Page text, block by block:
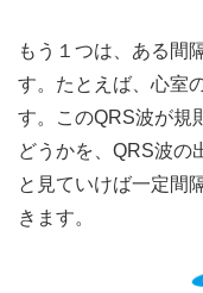
もう１つは、ある間
す。たとえば、心室
す。このQRS波が規
どうかを、QRS波の
と見ていけば一定間
きます。